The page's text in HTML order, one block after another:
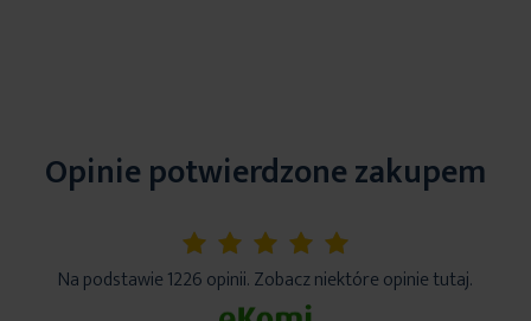
Opinie potwierdzone zakupem
5%
Na podstawie 1226 opinii. Zobacz niektóre opinie tutaj.